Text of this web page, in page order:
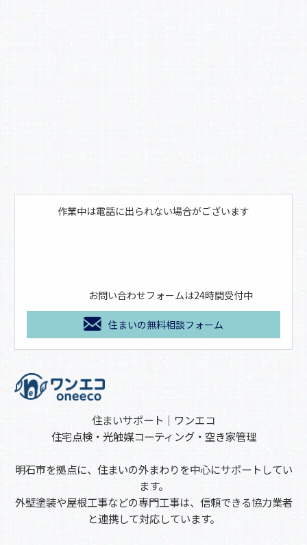
作業中は電話に出られない場合がございます
お問い合わせフォームは24時間受付中
住まいの無料相談フォーム
住まいサポート｜ワンエコ
住宅点検・光触媒コーティング・空き家管理
明石市を拠点に、住まいの外まわりを中心にサポートしてい
ます。
外壁塗装や屋根工事などの専門工事は、信頼できる協力業者
と連携して対応しています。